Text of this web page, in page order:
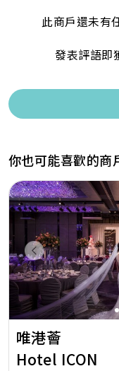
此商戶還未有
發表評語即
你也可能喜歡的商
Previous
唯港薈
Hotel ICON